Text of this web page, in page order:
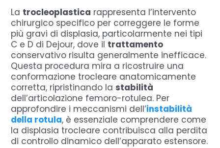
La trocleoplastica rappresenta l’intervento
chirurgico specifico per correggere le forme
più gravi di displasia, particolarmente nei tipi
C e D di Dejour, dove il trattamento
conservativo risulta generalmente inefficace.
Questa procedura mira a ricostruire una
conformazione trocleare anatomicamente
corretta, ripristinando lastabilità
dell’articolazione femoro-rotulea. Per
approfondire i meccanismi dell’instabilità
della rotula, è essenziale comprendere come
la displasia trocleare contribuisca alla perdita
di controllo dinamico dell’apparato estensore.